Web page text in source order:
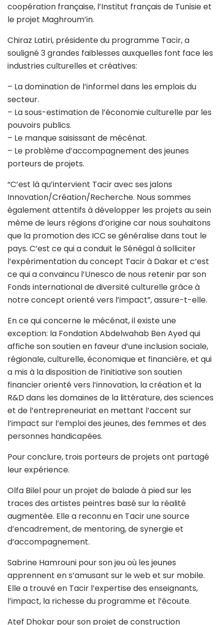
coopération française, l’Institut français de Tunisie et
le projet Maghroum’in.
Chiraz Latiri, présidente du programme Tacir, a
souligné 3 grandes faiblesses auxquelles font face les
industries culturelles et créatives:
– La domination de l’informel dans les emplois du
secteur.
– La sous-estimation de l’économie culturelle par les
pouvoirs publics.
– Le manque saisissant de mécénat.
– Le problème d’accompagnement des jeunes
porteurs de projets.
“C’est là qu’intervient Tacir avec ses jalons
Innovation/Création/Recherche. Nous sommes
également attentifs à développer les projets au sein
même de leurs régions d’origine car nous souhaitons
que la promotion des ICC se généralise dans tout le
pays. C’est ce qui a conduit le Sénégal à solliciter
l’expérimentation du concept Tacir à Dakar et c’est
ce qui a convaincu l’Unesco de nous retenir par son
Fonds international de diversité culturelle grâce à
notre concept orienté vers l’impact”, assure-t-elle.
En ce qui concerne le mécénat, il existe une
exception: la Fondation Abdelwahab Ben Ayed qui
affiche son soutien en faveur d’une inclusion sociale,
régionale, culturelle, économique et financière, et qui
a mis à la disposition de l’initiative son soutien
financier orienté vers l’innovation, la création et la
R&D dans les domaines de la littérature, des sciences
et de l’entrepreneuriat en mettant l’accent sur
l’impact sur l’emploi des jeunes, des femmes et des
personnes handicapées.
Pour conclure, trois porteurs de projets ont partagé
leur expérience.
Olfa Bilel pour un projet de balade à pied sur les
traces des artistes peintres basé sur la réalité
augmentée. Elle a reconnu en Tacir une source
d’encadrement, de mentoring, de synergie et
d’accompagnement.
Sabrine Hamrouni pour son jeu où les jeunes
apprennent en s’amusant sur le web et sur mobile.
Elle a trouvé en Tacir l’expertise des enseignants,
l’impact, la richesse du programme et l’écoute.
Atef Dhokar pour son projet de construction